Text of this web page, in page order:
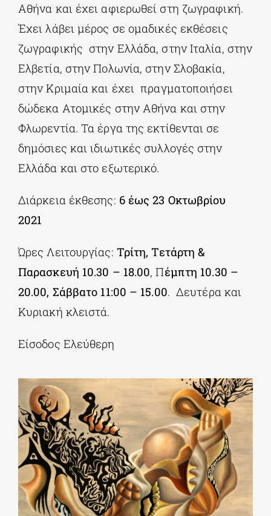
Αθήνα και έχει αφιερωθεί στη ζωγραφική.
Έχει λάβει μέρος σε ομαδικές εκθέσεις
ζωγραφικής στην Ελλάδα, στην Ιταλία, στην
Ελβετία, στην Πολωνία, στην Σλοβακία,
στην Κριμαία και έχει πραγματοποιήσει
δώδεκα Ατομικές στην Αθήνα και στην
Φλωρεντία. Τα έργα της εκτίθενται σε
δημόσιες και ιδιωτικές συλλογές στην
Ελλάδα και στο εξωτερικό.
Διάρκεια έκθεσης: 6 έως 23 Οκτωβρίου
2021
Ώρες Λειτουργίας: Τρίτη, Τετάρτη &
Παρασκευή 10.30 – 18.00, Πέμπτη 10.30 –
20.00, Σάββατο 11:00 – 15.00. Δευτέρα και
Κυριακή κλειστά.
Είσοδος Ελεύθερη